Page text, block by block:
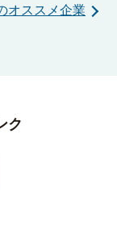
オススメ企業
ク